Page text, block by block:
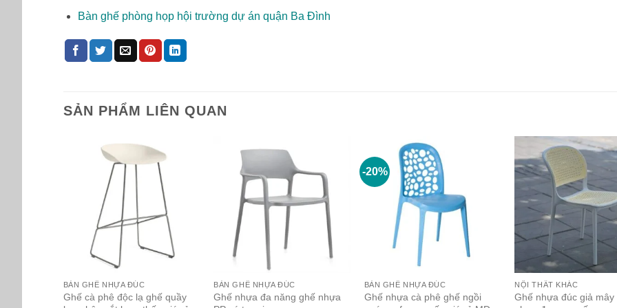
Bàn ghế phòng họp hội trường dự án quận Ba Đình
SẢN PHẨM LIÊN QUAN
BÀN GHẾ NHỰA ĐÚC
Ghế cà phê độc lạ ghế quầy
BÀN GHẾ NHỰA ĐÚC
Ghế nhựa đa năng ghế nhựa
-20%
BÀN GHẾ NHỰA ĐÚC
Ghế nhựa cà phê ghế ngồi
NỘI THẤT KHÁC
Ghế nhựa đúc giả mây